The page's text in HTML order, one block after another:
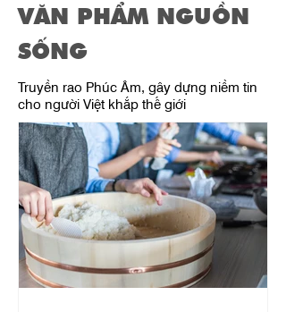
VĂN PHẨM NGUỒN
SỐNG
Truyền rao Phúc Âm, gây dựng niềm tin
cho người Việt khắp thế giới